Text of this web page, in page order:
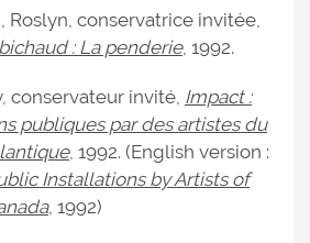
Roslyn, conservatrice invitée,
: La penderie, 1992.
conservateur invité, Impact :
publiques par des artistes du
, 1992. (English version :
Installations by Artists of
, 1992)